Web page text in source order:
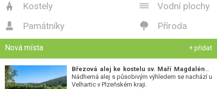
 Kostely  Vodní plochy
 Památníky  Příroda
Nová místa + přidat
Březová alej ke kostelu sv. Maří Magdalény-
Nádherná alej s působivým výhledem se nachází u
Velhartic v Plzeňském kraji.